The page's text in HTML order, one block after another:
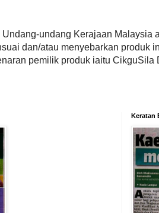
undang Kerajaan
dan/atau menyebarkan produk
pemilik produk iaitu CikguSila
Keratan